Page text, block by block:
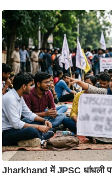
ने
स
मं
त्रा
रि
ले
श
न
शि
प
रा
ज